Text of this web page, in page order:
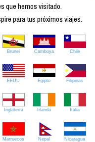
que hemos visitado.
para tus próximos viajes.
Brunei Camboya Chile
EEUU Egipto Filipinas
Inglaterra Irlanda Italia
Marruecos Nepal Nicaragua